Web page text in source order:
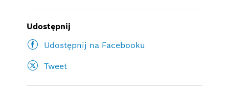
Udostępnij
Udostępnij na Facebooku
Tweet